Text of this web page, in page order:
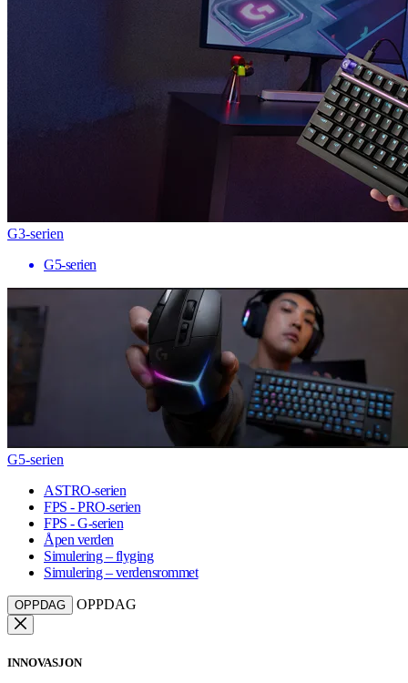
G3-serien
G5-serien
G5-serien
ASTRO-serien
FPS - PRO-serien
FPS - G-serien
Åpen verden
Simulering – flyging
Simulering – verdensrommet
OPPDAG OPPDAG
INNOVASJON